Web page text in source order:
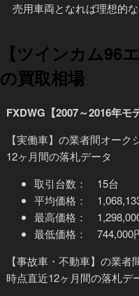
売用車両となれば理想的な
【ツインカム96
の買取相場
FXDWG【2007～2016年モ
【実働車】 の業者間オーク
12ヶ月間の落札データ
取引台数： 15台
平均価格：
最高価格：
最低価格： 744,000
【事故車・不動車】 の業者
時点直近12ヶ月間の落札デ